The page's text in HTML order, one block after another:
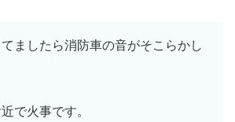
ましたら消防車の音がそこらかし
で火事です。